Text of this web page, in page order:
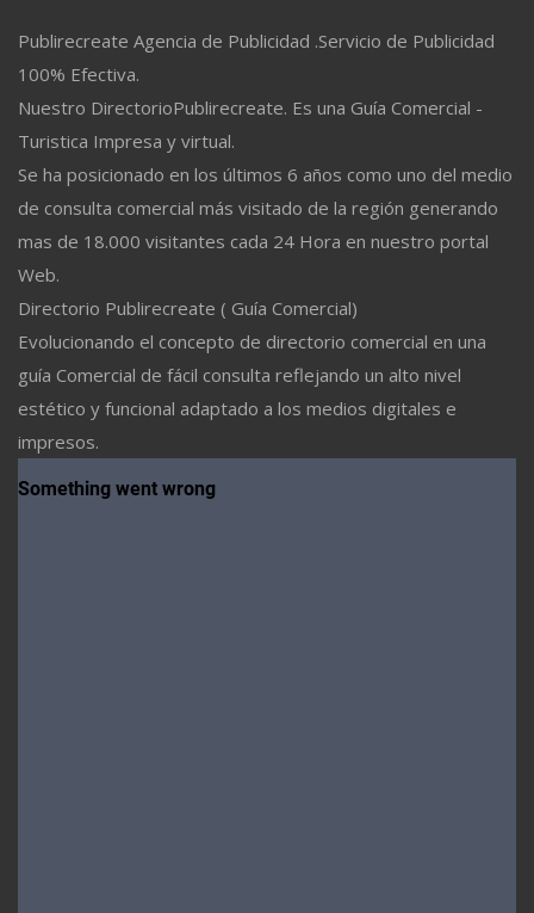
Publirecreate Agencia de Publicidad .Servicio de Publicidad
100% Efectiva.
Nuestro DirectorioPublirecreate. Es una Guía Comercial -
Turistica Impresa y virtual.
Se ha posicionado en los últimos 6 años como uno del medio
de consulta comercial más visitado de la región generando
mas de 18.000 visitantes cada 24 Hora en nuestro portal
Web.
Directorio Publirecreate ( Guía Comercial)
Evolucionando el concepto de directorio comercial en una
guía Comercial de fácil consulta reflejando un alto nivel
estético y funcional adaptado a los medios digitales e
impresos.